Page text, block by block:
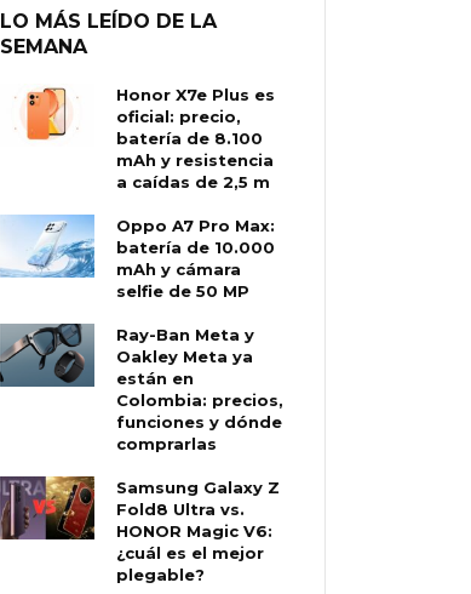
LO MÁS LEÍDO DE LA
SEMANA
Honor X7e Plus es
oficial: precio,
batería de 8.100
mAh y resistencia
a caídas de 2,5 m
Oppo A7 Pro Max:
batería de 10.000
mAh y cámara
selfie de 50 MP
Ray-Ban Meta y
Oakley Meta ya
están en
Colombia: precios,
funciones y dónde
comprarlas
Samsung Galaxy Z
Fold8 Ultra vs.
HONOR Magic V6:
¿cuál es el mejor
plegable?